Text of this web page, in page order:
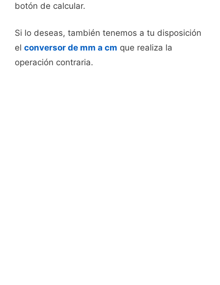
botón de calcular.
Si lo deseas, también tenemos a tu disposición
el conversor de mm a cm que realiza la
operación contraria.